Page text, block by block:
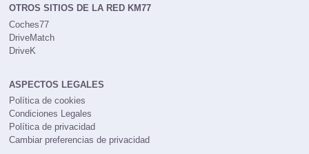
OTROS SITIOS DE LA RED KM77
Coches77
DriveMatch
DriveK
ASPECTOS LEGALES
Política de cookies
Condiciones Legales
Política de privacidad
Cambiar preferencias de privacidad